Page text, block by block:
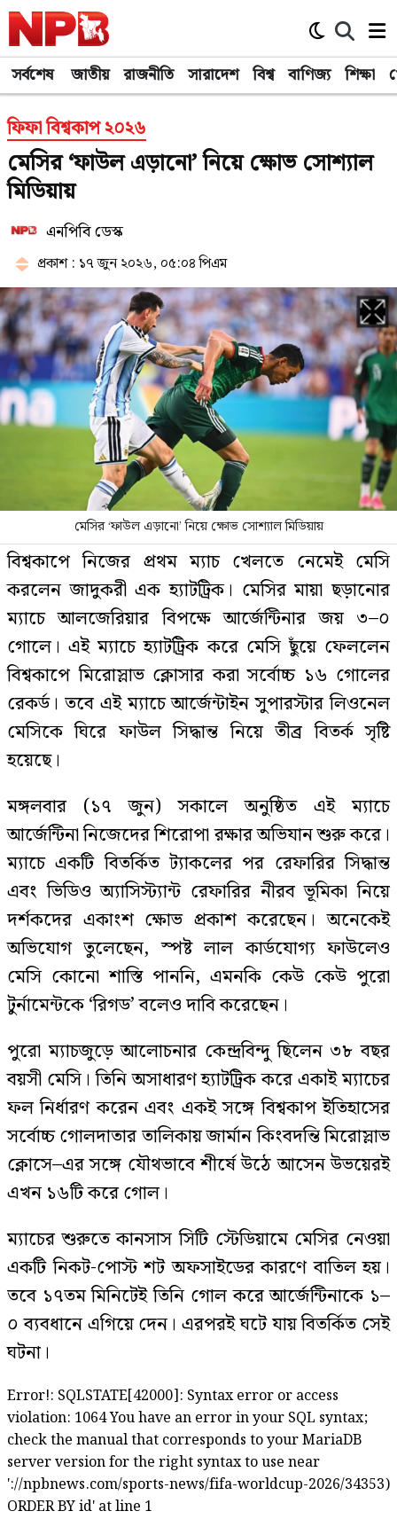
সর্বশেষ জাতীয় রাজনীতি সারাদেশ বিশ্ব বাণিজ্য শিক্ষা
ফিফা বিশ্বকাপ ২০২৬
মেসির ‘ফাউল এড়ানো’ নিয়ে ক্ষোভ সোশ্যাল
মিডিয়ায়
এনপিবি ডেস্ক
প্রকাশ : ১৭ জুন ২০২৬, ০৫:০৪ পিএম
মেসির ‘ফাউল এড়ানো’ নিয়ে ক্ষোভ সোশ্যাল মিডিয়ায়
বিশ্বকাপে নিজের প্রথম ম্যাচ খেলতে নেমেই মেসি
করলেন জাদুকরী এক হ্যাটট্রিক। মেসির মায়া ছড়ানোর
ম্যাচে আলজেরিয়ার বিপক্ষে আর্জেন্টিনার জয় ৩–০
গোলে। এই ম্যাচে হ্যাটট্রিক করে মেসি ছুঁয়ে ফেললেন
বিশ্বকাপে মিরোস্লাভ ক্লোসার করা সর্বোচ্চ ১৬ গোলের
রেকর্ড। তবে এই ম্যাচে আর্জেন্টাইন সুপারস্টার লিওনেল
মেসিকে ঘিরে ফাউল সিদ্ধান্ত নিয়ে তীব্র বিতর্ক সৃষ্টি
হয়েছে।
মঙ্গলবার (১৭ জুন) সকালে অনুষ্ঠিত এই ম্যাচে
আর্জেন্টিনা নিজেদের শিরোপা রক্ষার অভিযান শুরু করে।
ম্যাচে একটি বিতর্কিত ট্যাকলের পর রেফারির সিদ্ধান্ত
এবং ভিডিও অ্যাসিস্ট্যান্ট রেফারির নীরব ভূমিকা নিয়ে
দর্শকদের একাংশ ক্ষোভ প্রকাশ করেছেন। অনেকেই
অভিযোগ তুলেছেন, স্পষ্ট লাল কার্ডযোগ্য ফাউলেও
মেসি কোনো শাস্তি পাননি, এমনকি কেউ কেউ পুরো
টুর্নামেন্টকে ‘রিগড’ বলেও দাবি করেছেন।
পুরো ম্যাচজুড়ে আলোচনার কেন্দ্রবিন্দু ছিলেন ৩৮ বছর
বয়সী মেসি। তিনি অসাধারণ হ্যাটট্রিক করে একাই ম্যাচের
ফল নির্ধারণ করেন এবং একই সঙ্গে বিশ্বকাপ ইতিহাসের
সর্বোচ্চ গোলদাতার তালিকায় জার্মান কিংবদন্তি মিরোস্লাভ
ক্লোসে–এর সঙ্গে যৌথভাবে শীর্ষে উঠে আসেন উভয়েরই
এখন ১৬টি করে গোল।
ম্যাচের শুরুতে কানসাস সিটি স্টেডিয়ামে মেসির নেওয়া
একটি নিকট-পোস্ট শট অফসাইডের কারণে বাতিল হয়।
তবে ১৭তম মিনিটেই তিনি গোল করে আর্জেন্টিনাকে ১–
০ ব্যবধানে এগিয়ে দেন। এরপরই ঘটে যায় বিতর্কিত সেই
ঘটনা।
Error!: SQLSTATE[42000]: Syntax error or access
violation: 1064 You have an error in your SQL syntax;
check the manual that corresponds to your MariaDB
server version for the right syntax to use near
'://npbnews.com/sports-news/fifa-worldcup-2026/34353)
ORDER BY id' at line 1